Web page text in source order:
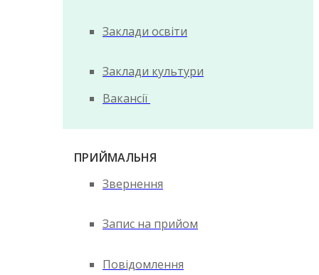
Заклади освіти
Заклади культури
Вакансії
ПРИЙМАЛЬНЯ
Звернення
Запис на прийом
Повідомлення